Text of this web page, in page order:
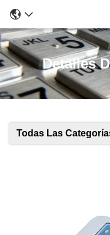
Detalles
Todas Las